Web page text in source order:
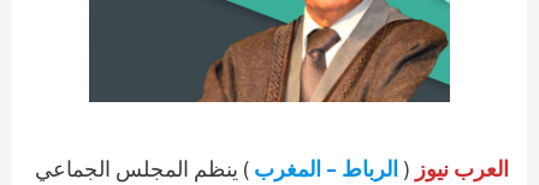
العرب نيوز ( الرباط – المغرب ) ينظم المجلس الجماعي